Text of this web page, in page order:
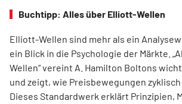
Buchtipp: Alles über Elliott-Wellen
Elliott-Wellen sind mehr als ein
ein Blick in die Psychologie der Märkte.
Wellen“ vereint A. Hamilton Boltons
und zeigt, wie Preisbewegungen
Dieses Standardwerk erklärt Prinzipien,